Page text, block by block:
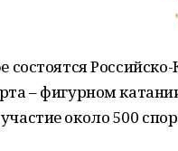
состоятся
– фигурном
около 500